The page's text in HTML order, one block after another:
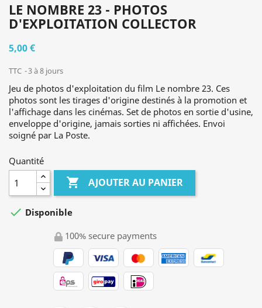
LE NOMBRE 23 - PHOTOS
D'EXPLOITATION COLLECTOR
5,00 €
TTC 3 à 8 jours
Jeu de photos d'exploitation du film Le nombre 23. Ces
photos sont les tirages d'origine destinés à la promotion et
l'affichage dans les cinémas. Set de photos en sortie d'usine,
enveloppe d'origine, jamais sorties ni affichées. Envoi
soigné par La Poste.
Quantité
 AJOUTER AU PANIER
 Disponible
100% secure payments